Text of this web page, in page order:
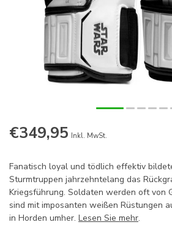
€349,95 Inkl. MwSt.
Fanatisch loyal und tödlich effektiv
Sturmtruppen jahrzehntelang das
Kriegsführung. Soldaten werden oft von
sind mit imposanten weißen Rüstungen
in Horden umher. Lesen Sie mehr.